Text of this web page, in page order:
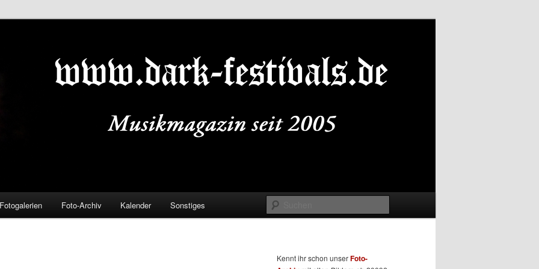
Fotogalerien Foto-Archiv Kalender Sonstiges
Kennt ihr schon unserFoto-